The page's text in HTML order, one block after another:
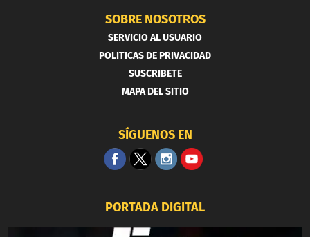
SOBRE NOSOTROS
SERVICIO AL USUARIO
POLITICAS DE PRIVACIDAD
SUSCRIBETE
MAPA DEL SITIO
SÍGUENOS EN
PORTADA DIGITAL